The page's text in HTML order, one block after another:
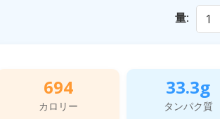
量:
694
カロリー
33.3g
タンパク質